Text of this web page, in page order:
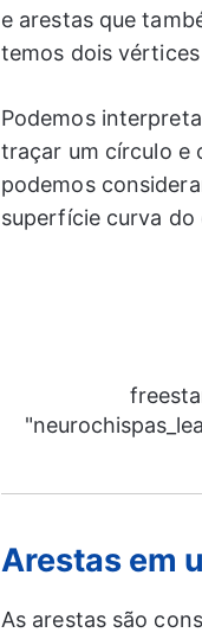
e arestas que
temos dois
Podemos
traçar um círculo e
podemos
superfície curva do
Arestas em
As arestas são